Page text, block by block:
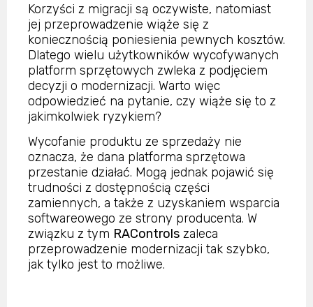
Korzyści z migracji są oczywiste, natomiast
jej przeprowadzenie wiąże się z
koniecznością poniesienia pewnych kosztów.
Dlatego wielu użytkowników wycofywanych
platform sprzętowych zwleka z podjęciem
decyzji o modernizacji. Warto więc
odpowiedzieć na pytanie, czy wiąże się to z
jakimkolwiek ryzykiem?
Wycofanie produktu ze sprzedaży nie
oznacza, że dana platforma sprzętowa
przestanie działać. Mogą jednak pojawić się
trudności z dostępnością części
zamiennych, a także z uzyskaniem wsparcia
softwareowego ze strony producenta. W
związku z tym RAControls zaleca
przeprowadzenie modernizacji tak szybko,
jak tylko jest to możliwe.